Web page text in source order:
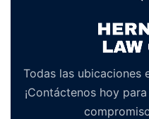
Todas las ubicaciones
¡Contáctenos hoy